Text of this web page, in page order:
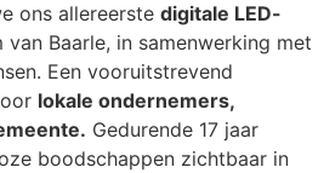
ons allereerste digitale LED-
van Baarle, in samenwerking met
Een vooruitstrevend
lokale ondernemers,
Gedurende 17 jaar
boodschappen zichtbaar in